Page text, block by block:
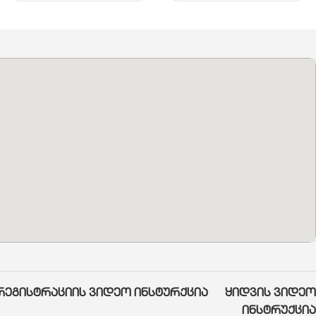
ვიდეო ინსტურქცია ყიდვის ვიდეო
ინსტრუქცია